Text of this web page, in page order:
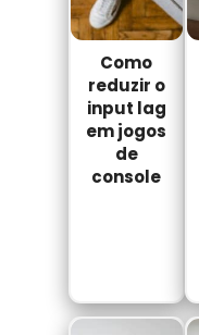
Como
reduzir o
input lag
em jogos
de
console